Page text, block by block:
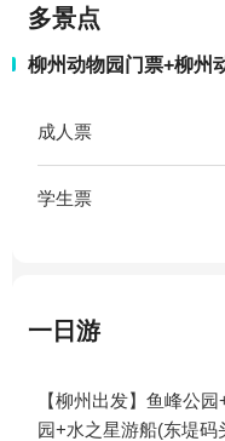
多景点
柳州动物园门票+柳州
成人票
学生票
一日游
【柳州出发】鱼峰公
园+水之星游船(东堤